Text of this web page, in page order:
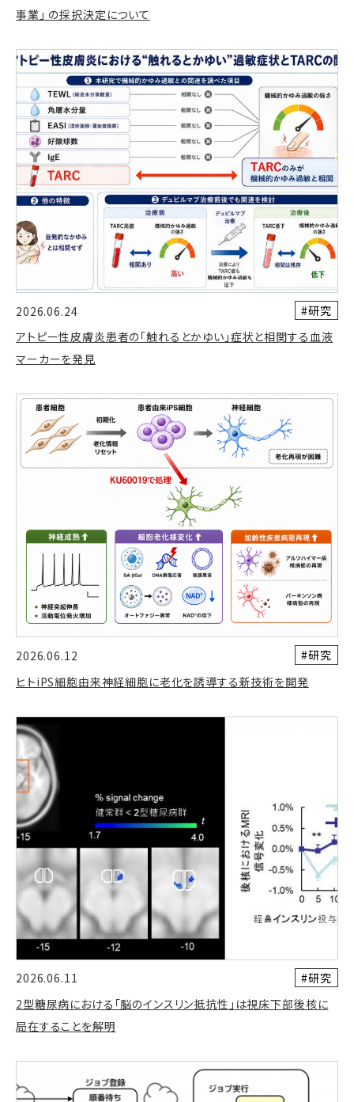
事業」 の採択決定について
2026.06.24
#研究
アトピー性皮膚炎患者の「触れるとかゆい」症状と相関する血液
マーカーを発見
2026.06.12
#研究
ヒトiPS細胞由来神経細胞に老化を誘導する新技術を開発
2026.06.11
#研究
2型糖尿病における「脳のインスリン抵抗性」は視床下部後核に
局在することを解明